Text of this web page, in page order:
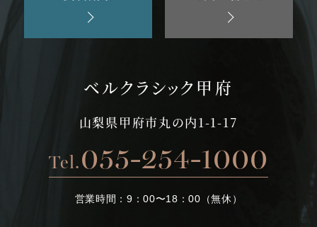
ベルクラシック甲府
山梨県甲府市丸の内1-1-17
Tel.055-254-1000
営業時間： 9：00〜18：00（無休）